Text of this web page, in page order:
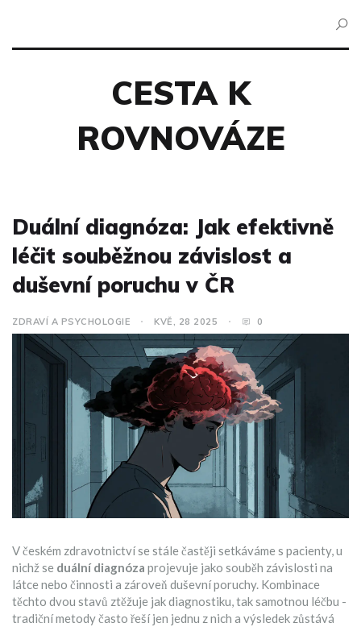
CESTA K
ROVNOVÁZE
Duální diagnóza: Jak efektivně
léčit souběžnou závislost a
duševní poruchu v ČR
ZDRAVÍ A PSYCHOLOGIE KVĚ, 28 2025 0
V českém zdravotnictví se stále častěji setkáváme s pacienty, u
nichž se duální diagnóza projevuje jako souběh závislosti na
látce nebo činnosti a zároveň duševní poruchy. Kombinace
těchto dvou stavů ztěžuje jak diagnostiku, tak samotnou léčbu -
tradiční metody často řeší jen jednu z nich a výsledek zůstává